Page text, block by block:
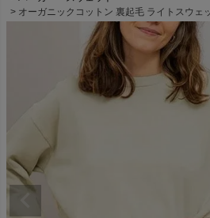
オーガニックコットン 裏起毛 ライトスウェ